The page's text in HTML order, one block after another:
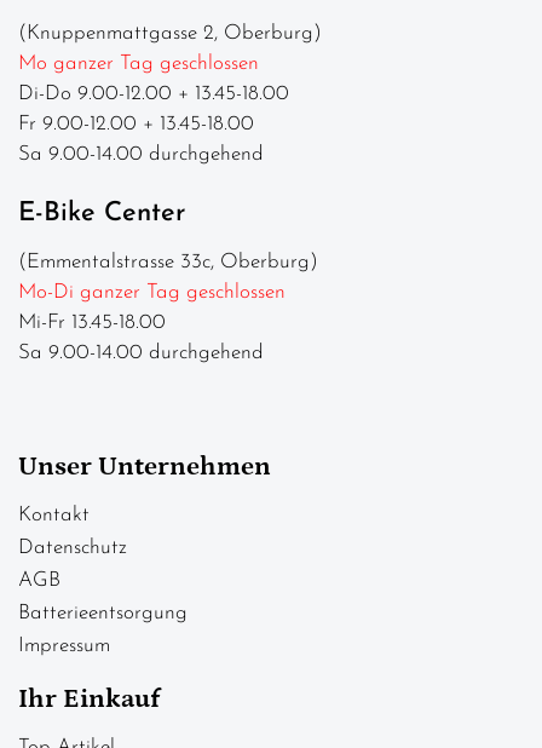
(Knuppenmattgasse 2, Oberburg)
Mo ganzer Tag geschlossen
Di-Do 9.00-12.00 + 13.45-18.00
Fr 9.00-12.00 + 13.45-18.00
Sa 9.00-14.00 durchgehend
E-Bike Center
(Emmentalstrasse 33c, Oberburg)
Mo-Di ganzer Tag geschlossen
Mi-Fr 13.45-18.00
Sa 9.00-14.00 durchgehend
Unser Unternehmen
Kontakt
Datenschutz
AGB
Batterieentsorgung
Impressum
Ihr Einkauf